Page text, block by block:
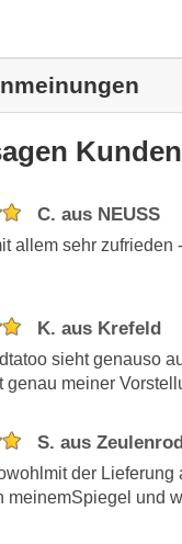
C. aus NEUSS
allem sehr
K. aus Krefeld
sieht genauso
genau meiner
S. aus
der
meinemSpiegel und